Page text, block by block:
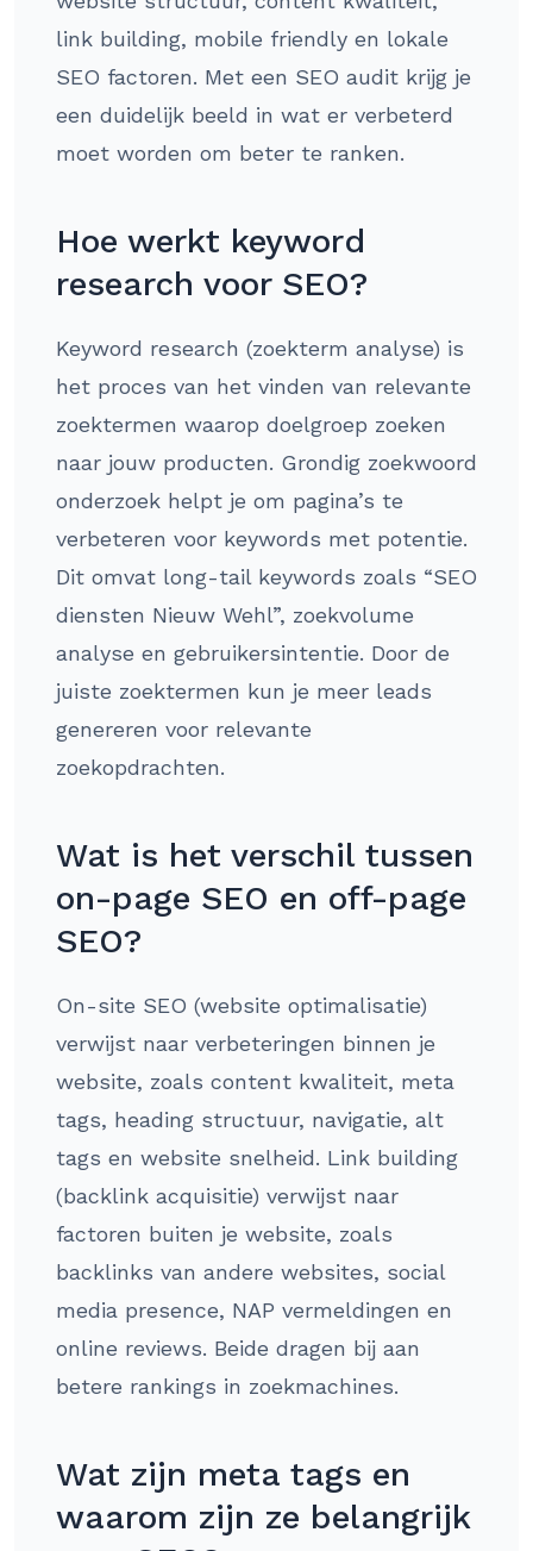
link building, mobile friendly en lokale
SEO factoren. Met een SEO audit krijg je
een duidelijk beeld in wat er verbeterd
moet worden om beter te ranken.
Hoe werkt keyword
research voor SEO?
Keyword research (zoekterm analyse) is
het proces van het vinden van relevante
zoektermen waarop doelgroep zoeken
naar jouw producten. Grondig zoekwoord
onderzoek helpt je om pagina’s te
verbeteren voor keywords met potentie.
Dit omvat long-tail keywords zoals “SEO
diensten Nieuw Wehl”, zoekvolume
analyse en gebruikersintentie. Door de
juiste zoektermen kun je meer leads
genereren voor relevante
zoekopdrachten.
Wat is het verschil tussen
on-page SEO en off-page
SEO?
On-site SEO (website optimalisatie)
verwijst naar verbeteringen binnen je
website, zoals content kwaliteit, meta
tags, heading structuur, navigatie, alt
tags en website snelheid. Link building
(backlink acquisitie) verwijst naar
factoren buiten je website, zoals
backlinks van andere websites, social
media presence, NAP vermeldingen en
online reviews. Beide dragen bij aan
betere rankings in zoekmachines.
Wat zijn meta tags en
waarom zijn ze belangrijk